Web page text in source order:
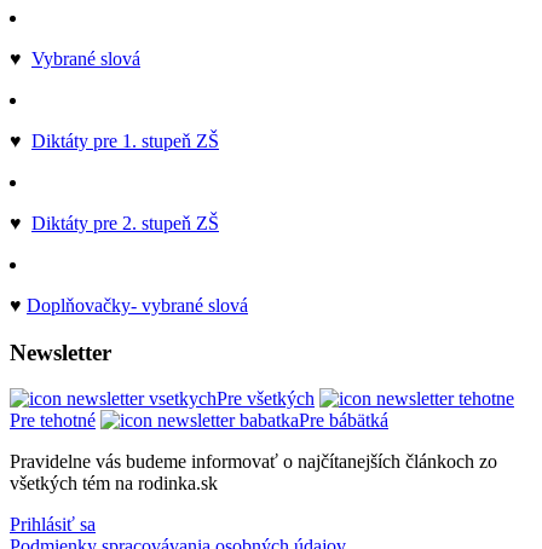
♥ Vybrané slová
♥ Diktáty pre 1. stupeň ZŠ
♥ Diktáty pre 2. stupeň ZŠ
♥ Doplňovačky- vybrané slová
Newsletter
Pre všetkých
Pre tehotné
Pre bábätká
Pravidelne vás budeme informovať o najčítanejších článkoch zo
všetkých tém na rodinka.sk
Prihlásiť sa